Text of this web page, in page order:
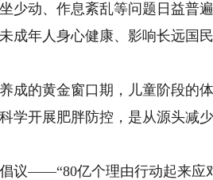
动、作息紊乱等问题日益普
成年人身心健康、影响长远国
的黄金窗口期，儿童阶段的
学开展肥胖防控，是从源头减
——“80亿个理由行动起来应